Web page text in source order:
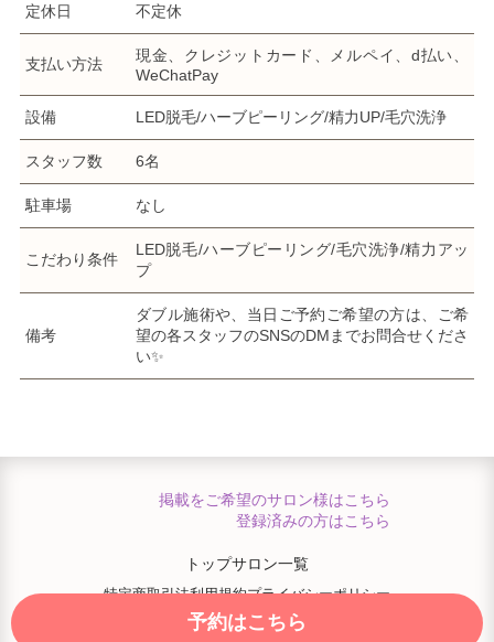
定休日 不定休
支払い方法
現金、クレジットカード、メルペイ、d払い、
WeChatPay
設備 LED脱毛/ハーブピーリング/精力UP/毛穴洗浄
スタッフ数 6名
駐車場 なし
こだわり条件
LED脱毛/ハーブピーリング/毛穴洗浄/精力アッ
プ
備考
ダブル施術や、当日ご予約ご希望の方は、ご希
望の各スタッフのSNSのDMまでお問合せくださ
い✨
予約はこちら
掲載をご希望のサロン様はこちら
登録済みの方はこちら
トップサロン一覧
特定商取引法利用規約プライバシーポリシー